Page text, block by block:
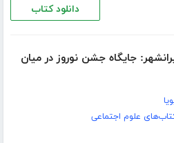
دانلود کتاب
جایگاه جشن نوروز در میان
علوم اجتماعی